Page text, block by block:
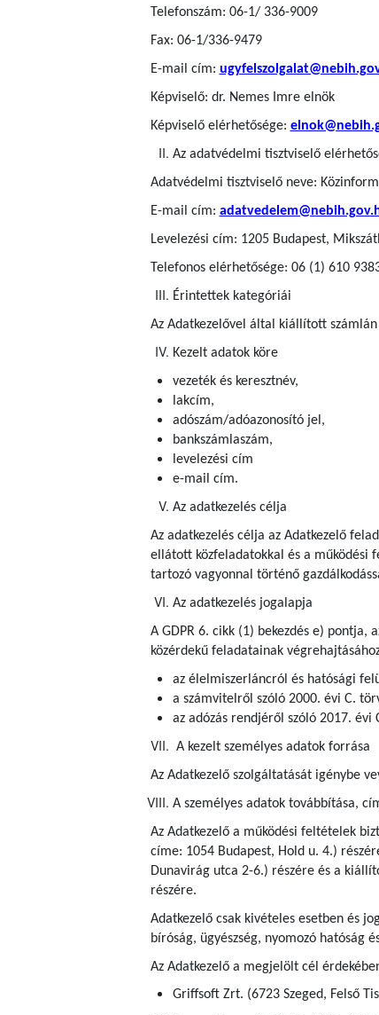
Telefonszám: 06-1/ 336-9009
Fax: 06-1/336-9479
E-mail cím:
Képviselő: dr. Nemes Imre elnök
Képviselő elérhetősége:
Az adatvédelmi tisztviselő
Adatvédelmi tisztviselő neve:
E-mail cím:
Levelezési cím: 1205 Budapest,
Telefonos elérhetősége: 06 (1) 610
Érintettek kategóriái
Az Adatkezelővel által kiállított
Kezelt adatok köre
vezeték és keresztnév,
lakcím,
adószám/adóazonosító jel,
bankszámlaszám,
levelezési cím
e-mail cím.
Az adatkezelés célja
Az adatkezelés célja az Adatkezelő
ellátott közfeladatokkal és a működési
tartozó vagyonnal történő
Az adatkezelés jogalapja
A GDPR 6. cikk (1) bekezdés e)
közérdekű feladatainak
az élelmiszerláncról és hatósági
a számvitelről szóló 2000. évi C.
az adózás rendjéről szóló 2017. évi
A kezelt személyes adatok forrása
Az Adatkezelő szolgáltatását igénybe
A személyes adatok továbbítása,
Az Adatkezelő a működési feltételek
címe: 1054 Budapest, Hold u. 4.)
Dunavirág utca 2-6.) részére és a
részére.
Adatkezelő csak kivételes esetben és
bíróság, ügyészség, nyomozó hatóság
Az Adatkezelő a megjelölt cél
Griffsoft Zrt. (6723 Szeged, Felső